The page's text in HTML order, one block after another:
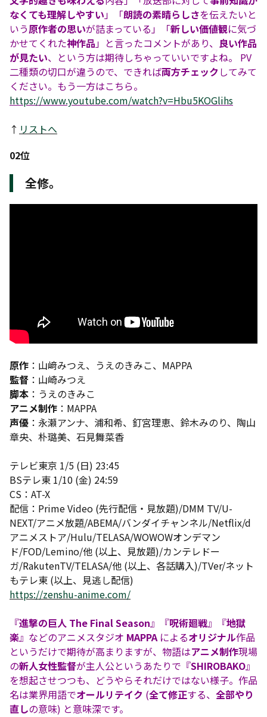
なくても理解しやすい」「朗読の素晴らしさを伝えたいと
いう原作者の思いが詰まっている」「新しい価値観に気づ
かせてくれた神作品」と言ったコメントがあり、 良い作品
が見たい、という方は期待しちゃっていいですよね。 PV
二種類の切口が違うので、できれば両方チェックしてみて
ください。もう一方はこちら。
https://www.youtube.com/watch?v=Hbu5KOGlihs
↑ リストへ
02位
全修。
原作 ：山﨑みつえ、うえのきみこ、MAPPA
監督 ：山崎みつえ
脚本 ：うえのきみこ
アニメ制作 ：MAPPA
声優 ：永瀬アンナ、浦和希、釘宮理恵、鈴木みのり、陶山
章央、朴璐美、石見舞菜香
テレビ東京 1/5 (日) 23:45
BSテレ東 1/10 (金) 24:59
CS：AT-X
配信：Prime Video (先行配信・見放題)/DMM TV/U-
NEXT/アニメ放題/ABEMA/バンダイチャンネル/Netflix/d
アニメストア/Hulu/TELASA/WOWOWオンデマン
ド/FOD/Lemino/他 (以上、見放題)/カンテレドー
ガ/RakutenTV/TELASA/他 (以上、各話購入)/TVer/ネット
もテレ東 (以上、見逃し配信)
https://zenshu-anime.com/
『進撃の巨人 The Final Season』『呪術廻戦』『地獄
楽』などのアニメスタジオ MAPPAによるオリジナル作品
というだけで期待が高まりますが、物語はアニメ制作現場
の新人女性監督が主人公というあたりで『SHIROBAKO』
を想起させつつも、どうやらそれだけではない様子。作品
名は業界用語でオールリテイク (全て修正する、 全部やり
直しの意味) と意味深です。